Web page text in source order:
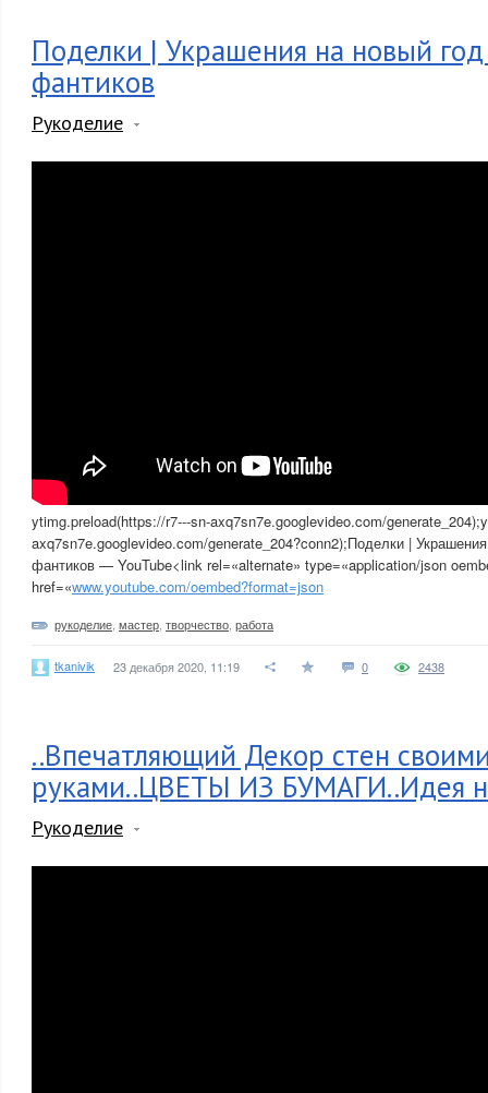
Поделки | Украшения на новый
фантиков
Рукоделие
ytimg.preload(https://r7---sn-axq7sn7e.googlevideo.com/
axq7sn7e.googlevideo.com/generate_204?conn2);Поделки |
фантиков — YouTube<link rel=«alternate» type=«application/json
href=«www.youtube.com/oembed?format=json
рукоделие мастер творчество работа
tkanivik 23 декабря 2020, 11:19 0 2438
..Впечатляющий Декор стен
руками..ЦВЕТЫ ИЗ БУМАГИ..Идея
Рукоделие